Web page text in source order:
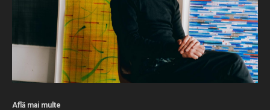
Află mai multe